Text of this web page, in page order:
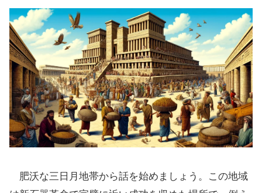
肥沃な三日月地帯から話を始めましょう。この地域